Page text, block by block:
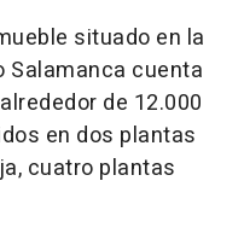
situado en la
Salamanca cuenta
de 12.000
en dos plantas
cuatro plantas